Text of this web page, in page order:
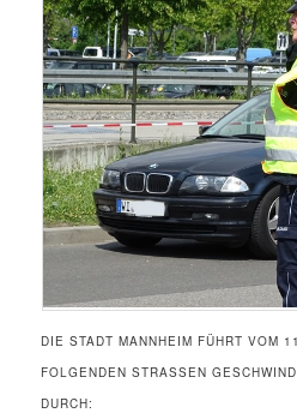
DIE STADT MANNHEIM FÜHRT VOM
FOLGENDEN STRASSEN
URCH: